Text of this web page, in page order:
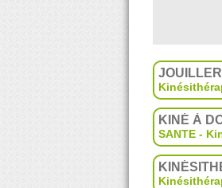
KINÉ À
SANTE -